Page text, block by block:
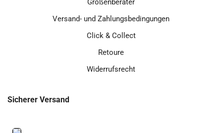
Größenberater
Versand- und Zahlungsbedingungen
Click & Collect
Retoure
Widerrufsrecht
Sicherer Versand